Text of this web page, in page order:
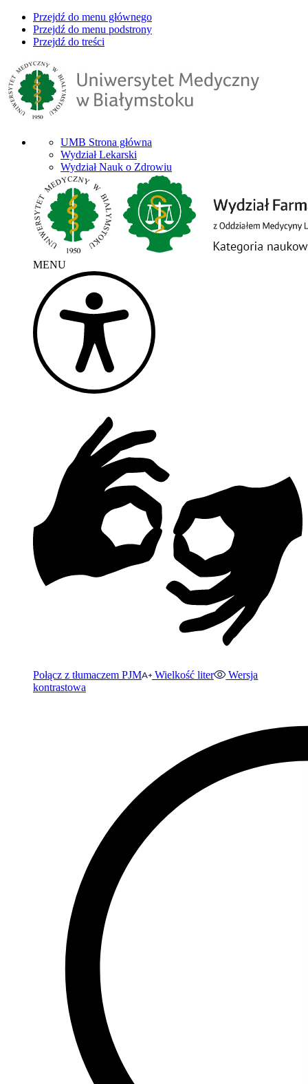
Przejdź do menu głównego
Przejdź do menu podstrony
Przejdź do treści
UMB Strona główna
Wydział Lekarski
Wydział Nauk o Zdrowiu
MENU
Połącz z tłumaczem PJM Wielkość liter
Wersja
kontrastowa